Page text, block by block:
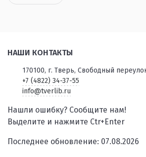
НАШИ КОНТАКТЫ
170100, г. Тверь, Свободный
+7 (4822) 34-37-55
info@tverlib.ru
Нашли ошибку? Сообщите нам!
Выделите и нажмите Ctr+Enter
Последнее обновление: 07.08.2026